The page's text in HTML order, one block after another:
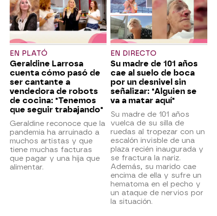
EN PLATÓ
Geraldine Larrosa
cuenta cómo pasó de
ser cantante a
vendedora de robots
de cocina: "Tenemos
que seguir trabajando"
Geraldine reconoce que la
pandemia ha arruinado a
muchos artistas y que
tiene muchas facturas
que pagar y una hija que
alimentar.
EN DIRECTO
Su madre de 101 años
cae al suelo de boca
por un desnivel sin
señalizar: "Alguien se
va a matar aquí"
Su madre de 101 años
vuelca de su silla de
ruedas al tropezar con un
escalón invisble de una
plaza recién inaugurada y
se fractura la nariz.
Además, su marido cae
encima de ella y sufre un
hematoma en el pecho y
un ataque de nervios por
la situación.